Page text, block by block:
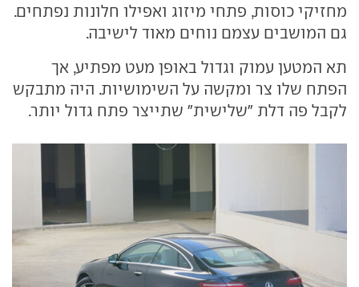
מחזיקי כוסות, פתחי מיזוג ואפילו חלונות נפתחים.
גם המושבים עצמם נוחים מאוד לישיבה.
תא המטען עמוק וגדול באופן מעט מפתיע, אך
הפתח שלו צר ומקשה על השימושיות. היה מתבקש
לקבל פה דלת "שלישית" שתייצר פתח גדול יותר.